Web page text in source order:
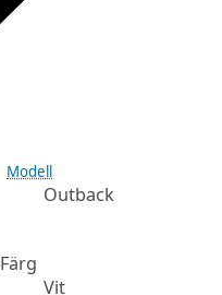
Modell
Outback
Färg
Vit